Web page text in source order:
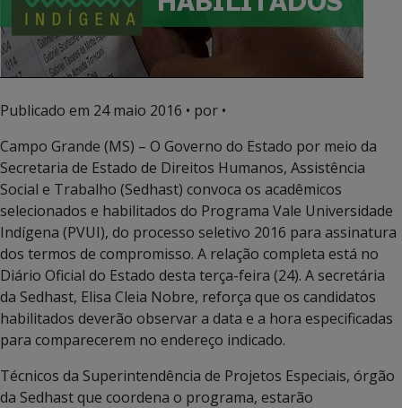
Publicado em 24 maio 2016 • por •
Campo Grande (MS) – O Governo do Estado por meio da
Secretaria de Estado de Direitos Humanos, Assistência
Social e Trabalho (Sedhast) convoca os acadêmicos
selecionados e habilitados do Programa Vale Universidade
Indígena (PVUI), do processo seletivo 2016 para assinatura
dos termos de compromisso. A relação completa está no
Diário Oficial do Estado desta terça-feira (24). A secretária
da Sedhast, Elisa Cleia Nobre, reforça que os candidatos
habilitados deverão observar a data e a hora especificadas
para comparecerem no endereço indicado.
Técnicos da Superintendência de Projetos Especiais, órgão
da Sedhast que coordena o programa, estarão